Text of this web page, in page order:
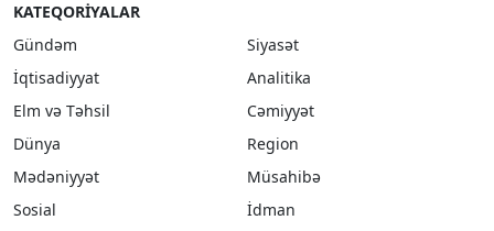
KATEQORIYALAR
Gündəm
Siyasət
İqtisadiyyat
Analitika
Elm və Təhsil
Cəmiyyət
Dünya
Region
Mədəniyyət
Müsahibə
Sosial
İdman